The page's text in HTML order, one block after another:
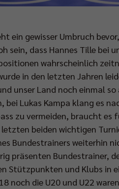
ein gewisser Umbruch
sein, dass Hannes Tille bei
wahrscheinlich
in den letzten Jahren
unser Land noch einmal
Lukas Kampa klang es
zu vermeiden, braucht es
beiden wichtigen
Bundestrainers weiterhin
präsenten Bundestrainer,
Stützpunkten und Klubs in
noch die U20 und U22